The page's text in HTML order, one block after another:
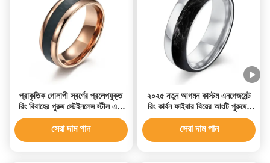
প্রাকৃতিক গোলাপী স্বর্ণের প্রলেপযুক্ত
রিং বিবাহের পুরুষ স্টেইনলেস স্টীল এবং
কার্বন ফাইবার রিং
সেরা দাম পান
২০২৫ নতুন আগমন কাস্টম এনগেজমেন্ট
রিং কার্বন ফাইবার বিয়ের আংটি পুরুষের
আংটি কার্বন ফাইবার রিং
সেরা দাম পান